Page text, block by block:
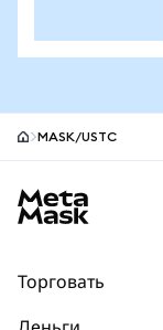
MASK/USTC
Торговать